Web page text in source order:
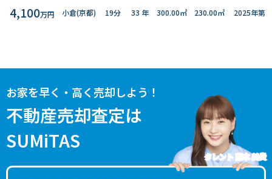
4,100万円 小倉(京都) 19分 33 年 300.00㎡ 230.00㎡ 2025年第2
3,800 万円 向島 6分 2 年 90.00㎡ 2024年第3
630万円 宇治(ＪＲ) 65.00㎡ 2024年第2
200 向島 19分 31 年 55.00㎡ 75.00㎡ 2024年第2
お家を早く・高く売却しよう！
不動産売却査定は
SUMiTAS
タレント 藤本 美貴